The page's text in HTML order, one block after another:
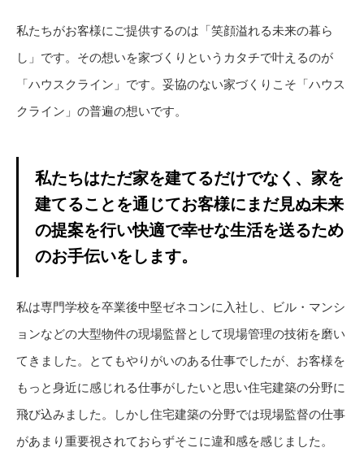
私たちがお客様にご提供するのは「笑顔溢れる未来の暮ら
し」です。その想いを家づくりというカタチで叶えるのが
「ハウスクライン」です。妥協のない家づくりこそ「ハウス
クライン」の普遍の想いです。
私たちはただ家を建てるだけでなく、家を
建てることを通じてお客様にまだ見ぬ未来
の提案を行い快適で幸せな生活を送るため
のお手伝いをします。
私は専門学校を卒業後中堅ゼネコンに入社し、ビル・マンシ
ョンなどの大型物件の現場監督として現場管理の技術を磨い
てきました。とてもやりがいのある仕事でしたが、お客様を
もっと身近に感じれる仕事がしたいと思い住宅建築の分野に
飛び込みました。しかし住宅建築の分野では現場監督の仕事
があまり重要視されておらずそこに違和感を感じました。